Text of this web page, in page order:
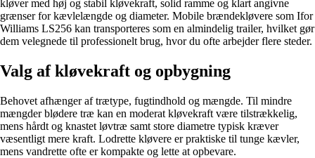
kløver med høj og stabil kløvekraft, solid ramme og klart angivne
grænser for kævlelængde og diameter. Mobile brændekløvere som Ifor
Williams LS256 kan transporteres som en almindelig trailer, hvilket gør
dem velegnede til professionelt brug, hvor du ofte arbejder flere steder.
Valg af kløvekraft og opbygning
Behovet afhænger af trætype, fugtindhold og mængde. Til mindre
mængder blødere træ kan en moderat kløvekraft være tilstrækkelig,
mens hårdt og knastet løvtræ samt store diametre typisk kræver
væsentligt mere kraft. Lodrette kløvere er praktiske til tunge kævler,
mens vandrette ofte er kompakte og lette at opbevare.